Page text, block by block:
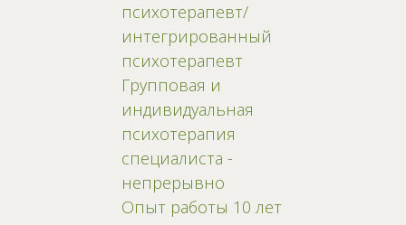
психотерапевт/
интегрированный
психотерапевт
Групповая и
индивидуальная
психотерапия
специалиста -
непрерывно
Опыт работы 10 лет